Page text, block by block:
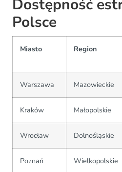
Dostępność
Polsce
Miasto Region
Warszawa Mazowieckie
Kraków Małopolskie
Wrocław Dolnośląskie
Poznań Wielkopolskie